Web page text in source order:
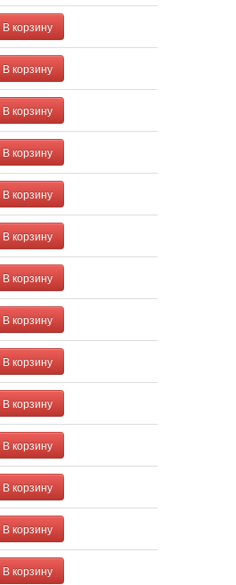
В корзину
В корзину
В корзину
В корзину
В корзину
В корзину
В корзину
В корзину
В корзину
В корзину
В корзину
В корзину
В корзину
В корзину